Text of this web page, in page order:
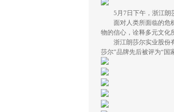
5月7日下午，浙江朗莎
面对人类所面临的危机
物的信心，诠释多元文化
浙江朗莎尔实业股份有
莎尔”品牌先后被评为“国